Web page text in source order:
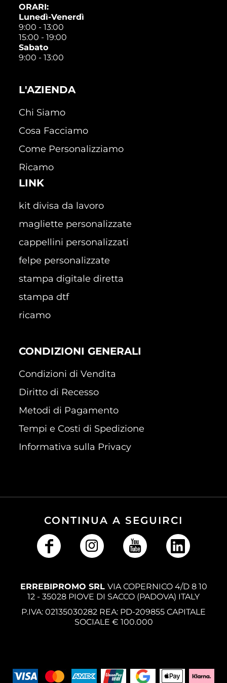
ORARI:
Lunedì-Venerdì
9:00 - 13:00
15:00 - 19:00
Sabato
9:00 - 13:00
L'AZIENDA
Chi Siamo
Cosa Facciamo
Come Personalizziamo
Ricamo
LINK
kit divisa da lavoro
magliette personalizzate
cappellini personalizzati
felpe personalizzate
stampa digitale diretta
stampa dtf
ricamo
CONDIZIONI GENERALI
Condizioni di Vendita
Diritto di Recesso
Metodi di Pagamento
Tempi e Costi di Spedizione
Informativa sulla Privacy
CONTINUA A SEGUIRCI
ERREBIPROMO SRL VIA COPERNICO 4/D 8 10
12 - 35028 PIOVE DI SACCO (PADOVA) ITALY
P.IVA: 02135030282 REA: PD-209855 CAPITALE
SOCIALE € 100.000